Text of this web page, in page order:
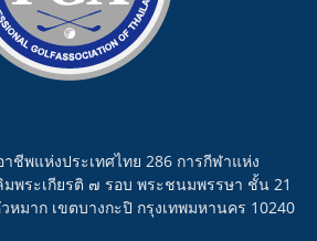
ชีพแห่งประเทศไทย 286 การกีฬาแห่ง
มพระเกียรติ ๗ รอบ พระชนมพรรษา ชั้น 21
มาก เขตบางกะปิ กรุงเทพมหานคร 10240